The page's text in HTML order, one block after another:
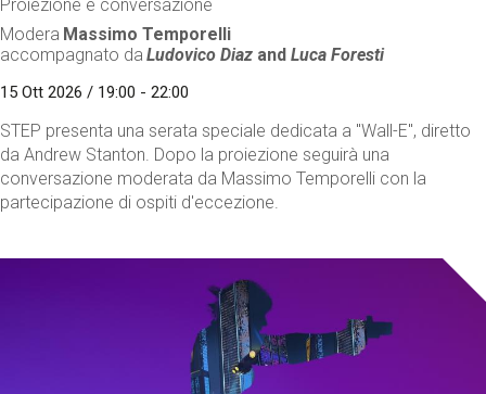
Proiezione e conversazione
Modera Massimo Temporelli
accompagnato da Ludovico Diaz andLuca Foresti
15 Ott 2026 / 19:00 - 22:00
STEP presenta una serata speciale dedicata a "Wall-E", diretto
da Andrew Stanton. Dopo la proiezione seguirà una
conversazione moderata da Massimo Temporelli con la
partecipazione di ospiti d'eccezione.